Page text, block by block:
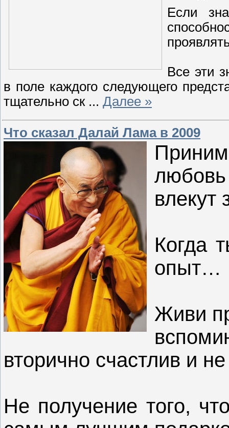
Если
Все эти
в поле каждого следующего
тщательно ск ... Далее »
Что сказал Далай Лама в 2009
влекут
Когда
опыт…
Живи
вторично счастлив и
Не получение того,